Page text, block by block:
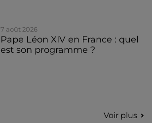
7 août 2026
Pape Léon XIV en France : quel
est son programme ?
Voir plus